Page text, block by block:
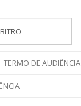
TERMO DE AUDIÊNCIA